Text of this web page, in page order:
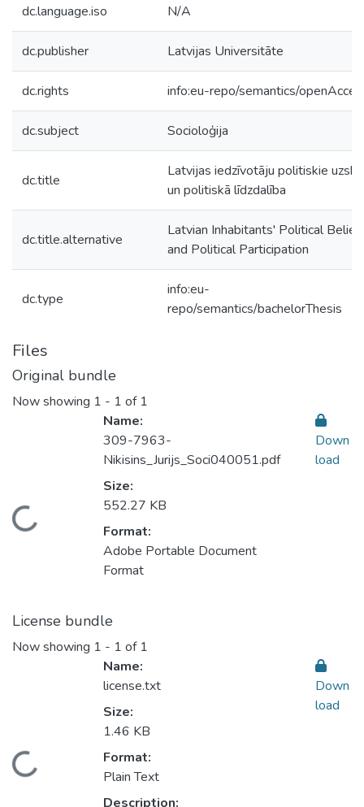
dc.language.iso N/A
dc.publisher Latvijas Universitāte
dc.rights info:eu-repo/semantics/
dc.subject Socioloģija
dc.title
Latvijas iedzīvotāju politiskie
un politiskā līdzdalība
dc.title.alternative
Latvian Inhabitants' Political
and Political Participation
dc.type
info:eu-
repo/semantics/bachelorThesis
Files
Original bundle
Now showing 1 - 1 of 1
Loading...
Name:
309-7963-
Nikisins_Jurijs_Soci040051.pdf
Size:
552.27 KB
Format:
Adobe Portable Document
Format
Down
load
License bundle
Now showing 1 - 1 of 1
Loading...
Name:
license.txt
Size:
1.46 KB
Format:
Plain Text
Description:
Down
load